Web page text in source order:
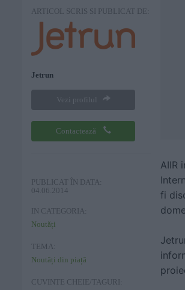
ARTICOL SCRIS SI PUBLICAT DE:
Jetrun
Vezi profilul
Contactează
PUBLICAT ÎN DATA:
04.06.2014
IN CATEGORIA:
Noutăți
TEMA:
Noutăți din piață
CUVINTE CHEIE/TAGURI:
AIIR
fi